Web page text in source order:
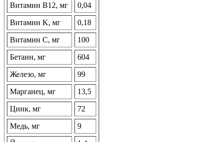
Витамин В12, мг 0,04
Витамин K, мг 0,18
Витамин C, мг 100
Бетаин, мг 604
Железо, мг 99
Марганец, мг 13,5
Цинк, мг 72
Медь, мг 9